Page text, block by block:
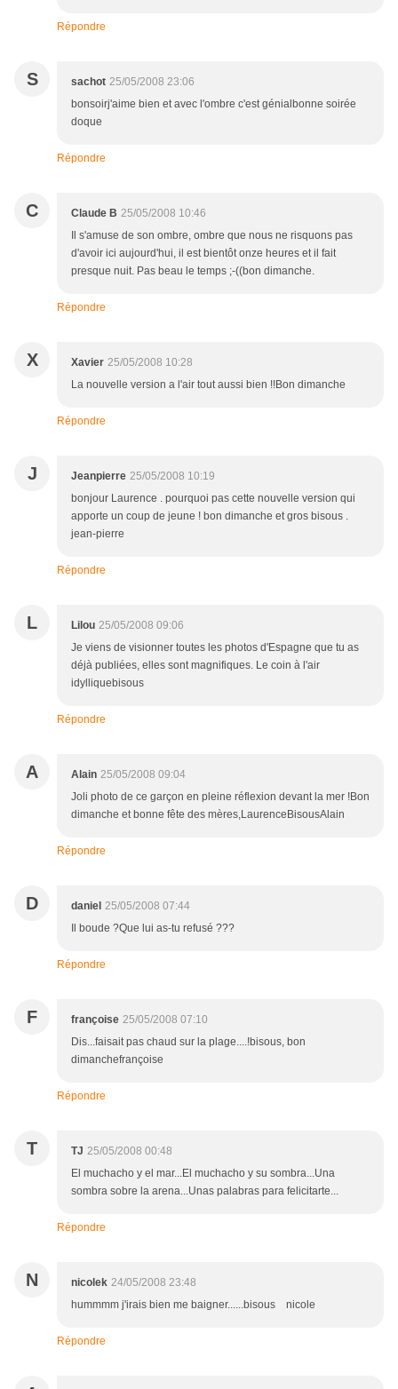
Répondre
S sachot 25/05/2008 23:06
bonsoirj'aime bien et avec l'ombre c'est génialbonne soirée
doque
Répondre
C Claude B 25/05/2008 10:46
Il s'amuse de son ombre, ombre que nous ne risquons pas
d'avoir ici aujourd'hui, il est bientôt onze heures et il fait
presque nuit. Pas beau le temps ;-((bon dimanche.
Répondre
X Xavier 25/05/2008 10:28
La nouvelle version a l'air tout aussi bien !!Bon dimanche
Répondre
J Jeanpierre 25/05/2008 10:19
bonjour Laurence . pourquoi pas cette nouvelle version qui
apporte un coup de jeune ! bon dimanche et gros bisous .
jean-pierre
Répondre
L Lilou 25/05/2008 09:06
Je viens de visionner toutes les photos d'Espagne que tu as
déjà publiées, elles sont magnifiques. Le coin à l'air
idylliquebisous
Répondre
A Alain 25/05/2008 09:04
Joli photo de ce garçon en pleine réflexion devant la mer !Bon
dimanche et bonne fête des mères,LaurenceBisousAlain
Répondre
D daniel 25/05/2008 07:44
Il boude ?Que lui as-tu refusé ???
Répondre
F françoise 25/05/2008 07:10
Dis...faisait pas chaud sur la plage....!bisous, bon
dimanchefrançoise
Répondre
T TJ 25/05/2008 00:48
El muchacho y el mar...El muchacho y su sombra...Una
sombra sobre la arena...Unas palabras para felicitarte...
Répondre
N nicolek 24/05/2008 23:48
hummmm j'irais bien me baigner......bisous nicole
Répondre